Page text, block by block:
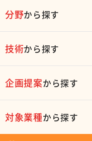
分野から探す
技術から探す
企画提案から探す
対象業種から探す